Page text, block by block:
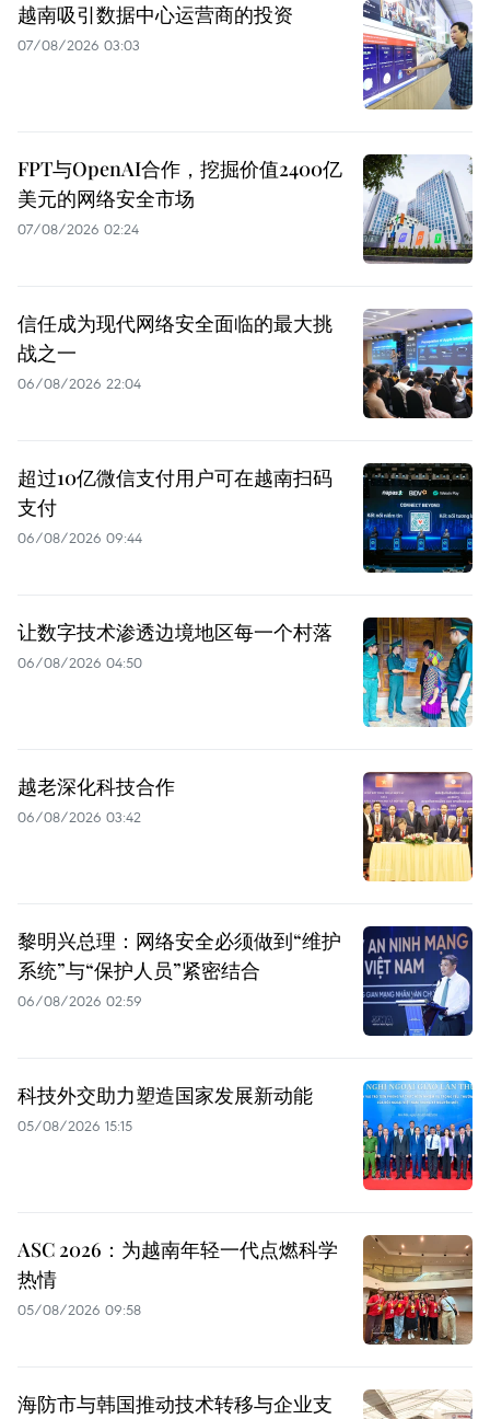
越南吸引数据中心运营商的投资
07/08/2026 03:03
FPT与OpenAI合作，挖掘价值2400亿
美元的网络安全市场
07/08/2026 02:24
信任成为现代网络安全面临的最大挑
战之一
06/08/2026 22:04
超过10亿微信支付用户可在越南扫码
支付
06/08/2026 09:44
让数字技术渗透边境地区每一个村落
06/08/2026 04:50
越老深化科技合作
06/08/2026 03:42
黎明兴总理：网络安全必须做到“维护
系统”与“保护人员”紧密结合
06/08/2026 02:59
科技外交助力塑造国家发展新动能
05/08/2026 15:15
ASC 2026：为越南年轻一代点燃科学
热情
05/08/2026 09:58
海防市与韩国推动技术转移与企业支